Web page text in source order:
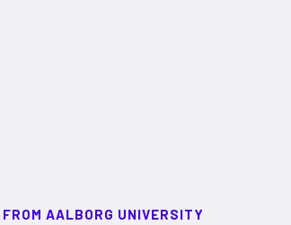
AALBORG UNIVERSITY